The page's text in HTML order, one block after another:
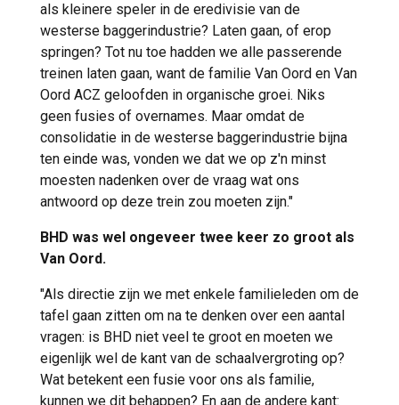
als kleinere speler in de eredivisie van de
westerse baggerindustrie? Laten gaan, of erop
springen? Tot nu toe hadden we alle passerende
treinen laten gaan, want de familie Van Oord en Van
Oord ACZ geloofden in organische groei. Niks
geen fusies of overnames. Maar omdat de
consolidatie in de westerse baggerindustrie bijna
ten einde was, vonden we dat we op z'n minst
moesten nadenken over de vraag wat ons
antwoord op deze trein zou moeten zijn."
BHD was wel ongeveer twee keer zo groot als
Van Oord.
"Als directie zijn we met enkele familieleden om de
tafel gaan zitten om na te denken over een aantal
vragen: is BHD niet veel te groot en moeten we
eigenlijk wel de kant van de schaalvergroting op?
Wat betekent een fusie voor ons als familie,
kunnen we dit behappen? En aan de andere kant: